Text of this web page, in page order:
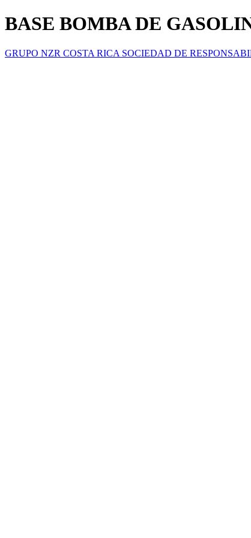
BASE BOMBA DE
GRUPO NZR COSTA RICA SOCIEDAD DE